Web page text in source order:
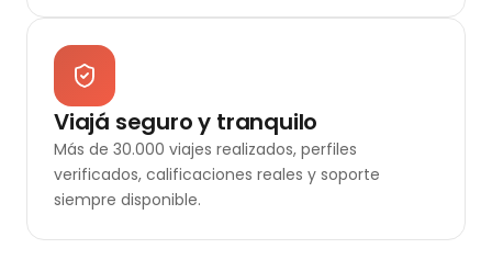
Viajá seguro y tranquilo
Más de 30.000 viajes realizados, perfiles
verificados, calificaciones reales y soporte
siempre disponible.